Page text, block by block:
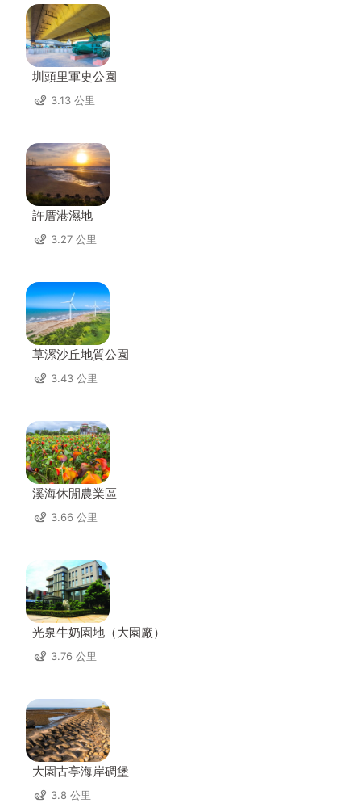
圳頭里軍史公園
3.13 公里
許厝港濕地
3.27 公里
草漯沙丘地質公園
3.43 公里
溪海休閒農業區
3.66 公里
光泉牛奶園地（大園廠）
3.76 公里
大園古亭海岸碉堡
3.8 公里